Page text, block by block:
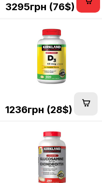
3295грн (76$)
1236грн (28$)